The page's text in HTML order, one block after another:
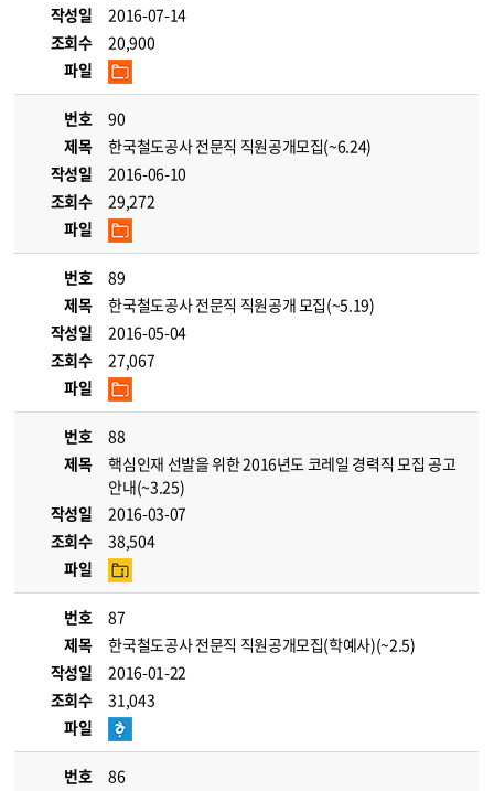
작성일
2016-07-14
조회수
20,900
파일
번호
90
제목
한국철도공사 전문직 직원공개모집(~6.24)
작성일
2016-06-10
조회수
29,272
파일
번호
89
제목
한국철도공사 전문직 직원공개 모집(~5.19)
작성일
2016-05-04
조회수
27,067
파일
번호
88
제목
핵심인재 선발을 위한 2016년도 코레일 경력직 모집 공고
안내(~3.25)
작성일
2016-03-07
조회수
38,504
파일
번호
87
제목
한국철도공사 전문직 직원공개모집(학예사)(~2.5)
작성일
2016-01-22
조회수
31,043
파일
번호
86